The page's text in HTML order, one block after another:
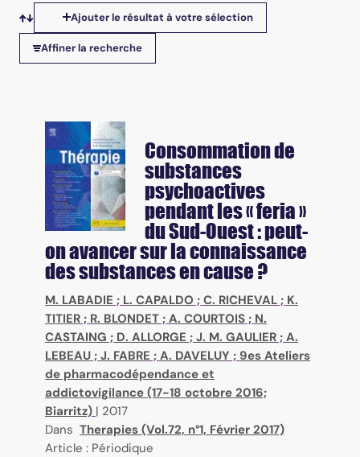
Tris disponibles
Ajouter le résultat à votre sélection
Affiner la recherche
Consommation de
substances
psychoactives
pendant les « feria »
du Sud-Ouest : peut-
on avancer sur la connaissance
des substances en cause ?
M. LABADIE ; L. CAPALDO ; C. RICHEVAL ; K.
TITIER ; R. BLONDET ; A. COURTOIS ; N.
CASTAING ; D. ALLORGE ; J. M. GAULIER ; A.
LEBEAU ; J. FABRE ; A. DAVELUY ; 9es Ateliers
de pharmacodépendance et
addictovigilance (17-18 octobre 2016;
Biarritz) | 2017
Dans Therapies (Vol.72, n°1, Février 2017)
Article : Périodique